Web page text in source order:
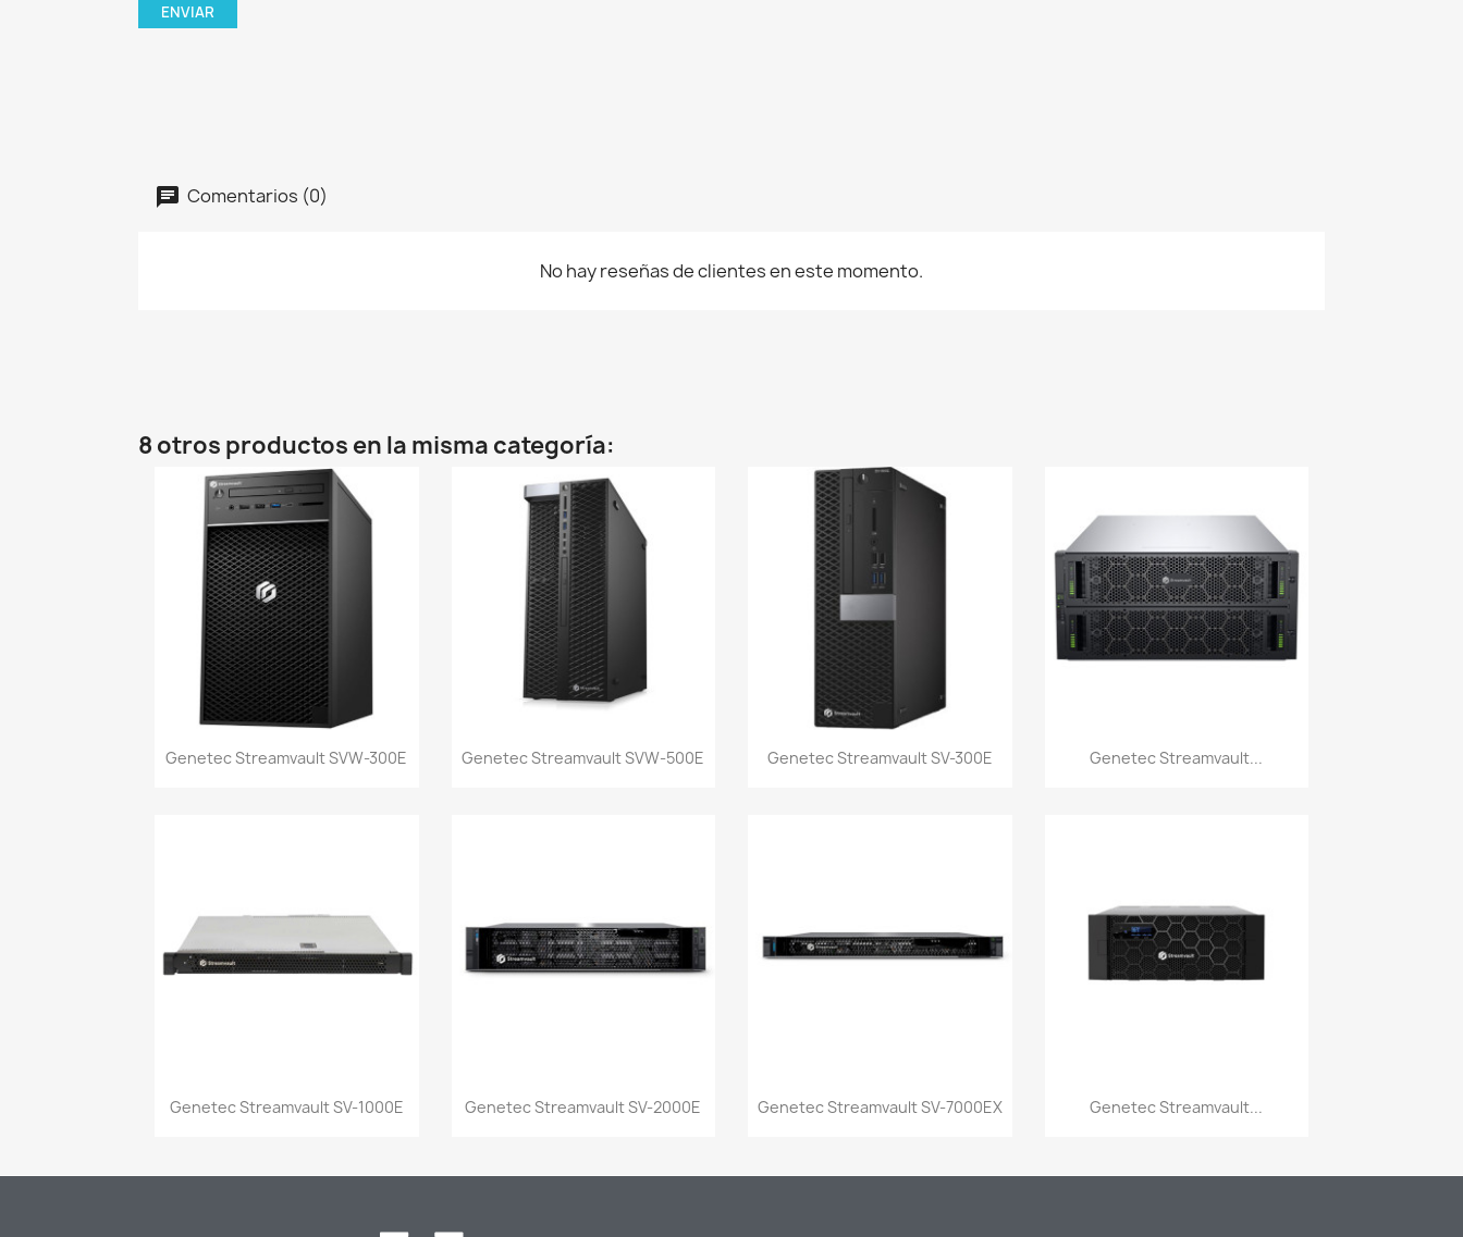
Comentarios (0)
No hay reseñas de clientes en este momento.
8 otros productos en la misma categoría:
Vista rápida
Genetec Streamvault SVW-300E Vista rápida
Genetec Streamvault SVW-500E Vista rápida
Genetec Streamvault SV-300E Vista rápida
Genetec Streamvault...
Vista rápida
Genetec Streamvault SV-1000E Vista rápida
Genetec Streamvault SV-2000E Vista rápida
Genetec Streamvault SV-7000EX Vista rápida
Genetec Streamvault...